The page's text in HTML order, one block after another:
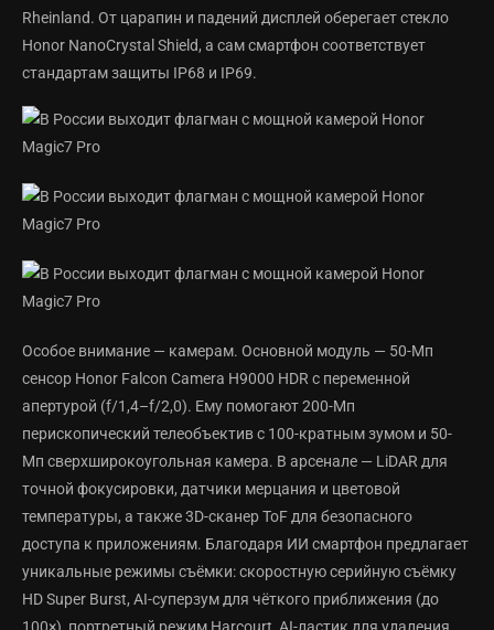
Rheinland. От царапин и падений дисплей оберегает стекло
Honor NanoCrystal Shield, а сам смартфон соответствует
стандартам защиты IP68 и IP69.
Особое внимание — камерам. Основной модуль — 50-Мп
сенсор Honor Falcon Camera H9000 HDR с переменной
апертурой (f/1,4–f/2,0). Ему помогают 200-Мп
перископический телеобъектив с 100-кратным зумом и 50-
Мп сверхширокоугольная камера. В арсенале — LiDAR для
точной фокусировки, датчики мерцания и цветовой
температуры, а также 3D-сканер ToF для безопасного
доступа к приложениям. Благодаря ИИ смартфон предлагает
уникальные режимы съёмки: скоростную серийную съёмку
HD Super Burst, AI-суперзум для чёткого приближения (до